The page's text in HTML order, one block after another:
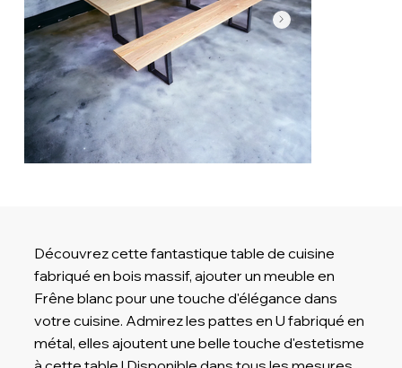
Découvrez cette fantastique table de cuisine
fabriqué en bois massif, ajouter un meuble en
Frêne blanc pour une touche d'élégance dans
votre cuisine. Admirez les pattes en U fabriqué en
métal, elles ajoutent une belle touche d'estetisme